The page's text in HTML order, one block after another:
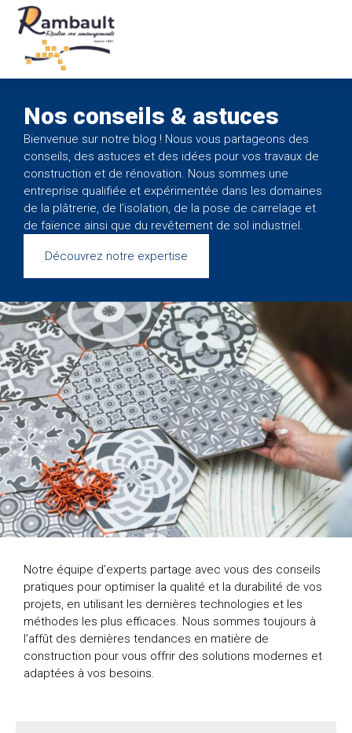
Nos conseils & astuces
Bienvenue sur notre blog ! Nous vous partageons des
conseils, des astuces et des idées pour vos travaux de
construction et de rénovation. Nous sommes une
entreprise qualifiée et expérimentée dans les domaines
de la plâtrerie, de l’isolation, de la pose de carrelage et
de faïence ainsi que du revêtement de sol industriel.
Découvrez notre expertise
Notre équipe d’experts partage avec vous des conseils
pratiques pour optimiser la qualité et la durabilité de vos
projets, en utilisant les dernières technologies et les
méthodes les plus efficaces. Nous sommes toujours à
l’affût des dernières tendances en matière de
construction pour vous offrir des solutions modernes et
adaptées à vos besoins.
Panneau de gestion des cookies